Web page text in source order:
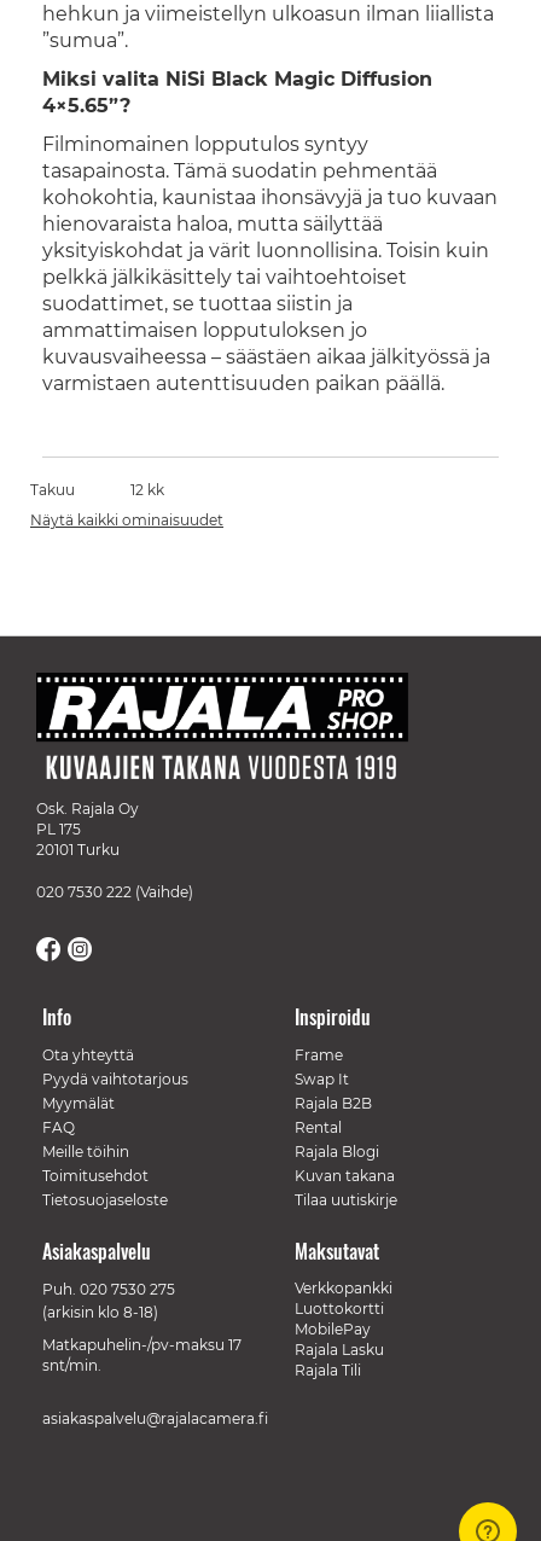
hehkun ja viimeistellyn ulkoasun ilman liiallista
”sumua”.
Miksi valita NiSi Black Magic Diffusion
4×5.65”?
Filminomainen lopputulos syntyy
tasapainosta. Tämä suodatin pehmentää
kohokohtia, kaunistaa ihonsävyjä ja tuo kuvaan
hienovaraista haloa, mutta säilyttää
yksityiskohdat ja värit luonnollisina. Toisin kuin
pelkkä jälkikäsittely tai vaihtoehtoiset
suodattimet, se tuottaa siistin ja
ammattimaisen lopputuloksen jo
kuvausvaiheessa – säästäen aikaa jälkityössä ja
varmistaen autenttisuuden paikan päällä.
Takuu
12 kk
Näytä kaikki ominaisuudet
Osk. Rajala Oy
PL 175
20101 Turku
020 7530 222 (Vaihde)
Info
Ota yhteyttä
Pyydä vaihtotarjous
Myymälät
FAQ
Meille töihin
Toimitusehdot
Tietosuojaseloste
Inspiroidu
Frame
Swap It
Rajala B2B
Rental
Rajala Blogi
Kuvan takana
Tilaa uutiskirje
Maksutavat
Verkkopankki
Luottokortti
MobilePay
Rajala Lasku
Rajala Tili
Asiakaspalvelu
Puh. 020 7530 275
(arkisin klo 8-18)
Matkapuhelin-/pv-maksu 17
snt/min.
asiakaspalvelu@rajalacamera.fi